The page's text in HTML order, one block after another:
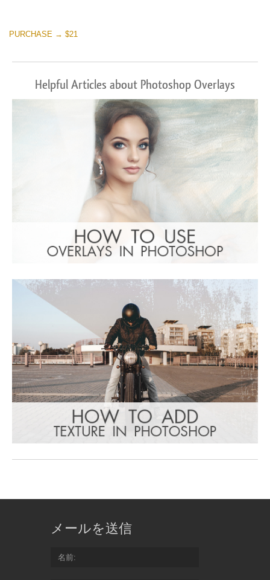
PURCHASE → $21
Helpful Articles about Photoshop Overlays
メールを送信
名前